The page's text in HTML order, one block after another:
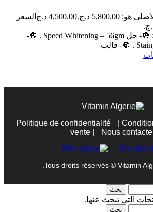
هو: 5,800.00 د.ج. 4,500.00 د.ج السعر
مكون من ثلاث قطع : 🔘- جل Speed Whitening – 56gm . 🔘-
Politique de confidentialité
vente
Nous
Tous droits réservés © Vitamin
بحث
التي تبحث عنها.
بحث